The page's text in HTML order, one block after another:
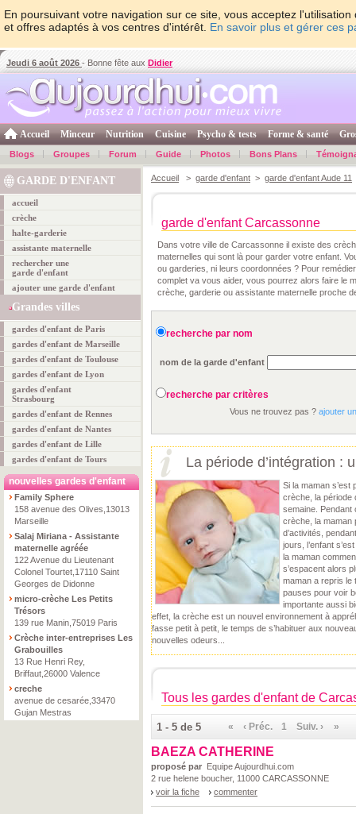
En poursuivant votre navigation sur ce site, vous acceptez
et offres adaptés à vos centres d'intérêt. En savoir plus et gérer ces
Jeudi 6 août 2026 - Bonne fête aux Didier
Accueil Minceur Nutrition Cuisine Psycho & tests Forme & santé
Blogs Groupes Forum Guide Photos Bons Plans
GARDE D'ENFANT
accueil
crèche
halte-garderie
assistante maternelle
rechercher une
garde d'enfant
ajouter une garde d'enfant
Grandes villes
gardes d'enfant de Paris
gardes d'enfant de Marseille
gardes d'enfant de Toulouse
gardes d'enfant de Lyon
gardes d'enfant
Strasbourg
gardes d'enfant de Rennes
gardes d'enfant de Nantes
gardes d'enfant de Lille
gardes d'enfant de Tours
nouvelles gardes d'enfant
Family Sphere
158 avenue des Olives,13013
Marseille
Salaj Miriana - Assistante
maternelle agréée
122 Avenue du Lieutenant
Colonel Tourtet,17110 Saint
Georges de Didonne
micro-crèche Les Petits
Trésors
139 rue Manin,75019 Paris
Crèche inter-entreprises Les
Grabouilles
13 Rue Henri Rey,
Briffaut,26000 Valence
creche
avenue de cesarée,33470
Gujan Mestras
Accueil > garde d'enfant > garde d'enfant Aude 11
garde d'enfant Carcassonne
Dans votre ville de Carcassonne il existe des
maternelles qui sont là pour garder votre enfant.
ou garderies, ni leurs coordonnées ? Pour
complet va vous aider, vous pourrez alors faire le
crèche, garderie ou assistante maternelle proche
recherche par nom
nom de la garde d'enfant
recherche par critères
Vous ne trouvez pas ? ajouter
La période d’intégration :
Si la maman s’est
crèche, la période
semaine. Pendant
crèche, la maman
d’activités,
jours, l’enfant
la maman
s’espacent alors
maman a repris le
pauses pour voir
importante aussi
effet, la crèche est un nouvel environnement à
fasse petit à petit, le temps de s’habituer aux
nouvelles odeurs...
Tous les gardes d'enfant de
1 - 5 de 5 « ‹ Préc. 1 Suiv. › »
BAEZA CATHERINE
proposé par Equipe Aujourdhui.com
2 rue helene boucher, 11000 CARCASSONNE
voir la fiche
commenter